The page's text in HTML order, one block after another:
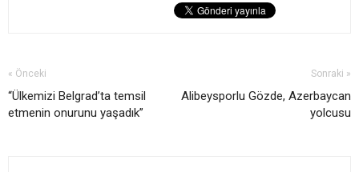
« Önceki
“Ülkemizi Belgrad’ta temsil
etmenin onurunu yaşadık”
Sonraki »
Alibeysporlu Gözde, Azerbaycan
yolcusu